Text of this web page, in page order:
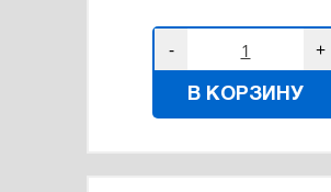
- +
В КОРЗИНУ